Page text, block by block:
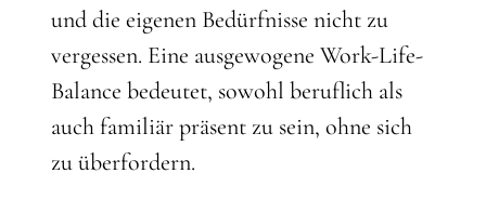
und die eigenen Bedürfnisse nicht zu
vergessen. Eine ausgewogene Work-Life-
Balance bedeutet, sowohl beruflich als
auch familiär präsent zu sein, ohne sich
zu überfordern.